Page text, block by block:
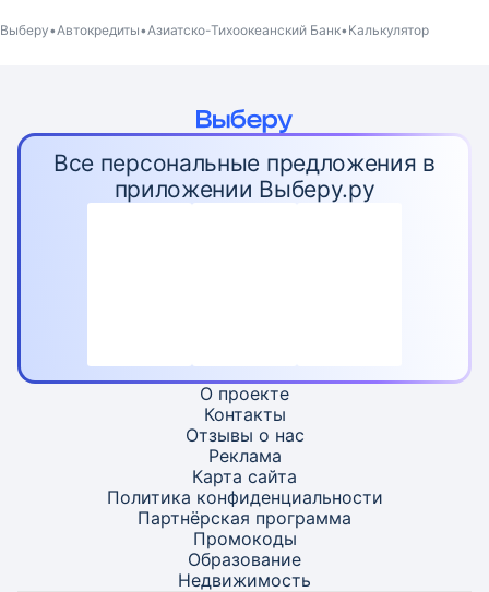
Выберу Автокредиты Азиатско-Тихоокеанский Банк Калькулятор
Все персональные предложения в
приложении Выберу.ру
О проекте
Контакты
Отзывы о нас
Реклама
Карта сайта
Политика конфиденциальности
Партнёрская программа
Промокоды
Образование
Недвижимость